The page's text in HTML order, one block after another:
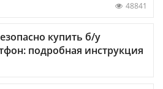
48841
купить б/у
подробная инструкция